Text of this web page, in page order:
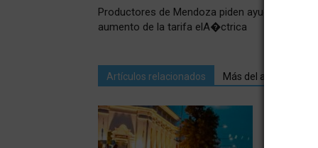
Productores de Mendoza piden ayuda tras el
aumento de la tarifa elA�ctrica
Artículos relacionados Más del autor